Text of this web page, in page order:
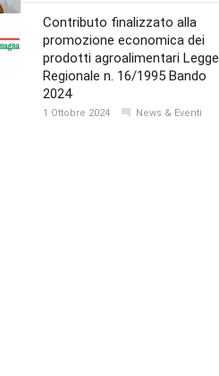
Contributo finalizzato alla
promozione economica dei
prodotti agroalimentari Legge
Regionale n. 16/1995 Bando
2024
1 Ottobre 2024 News & Eventi